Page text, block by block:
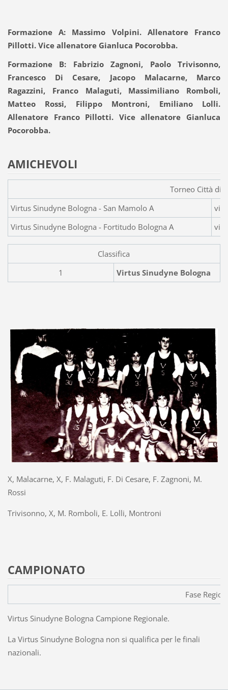
Formazione A: Massimo Volpini. Allenatore Franco
Pillotti. Vice allenatore Gianluca Pocorobba.
Formazione B: Fabrizio Zagnoni, Paolo Trivisonno,
Francesco Di Cesare, Jacopo Malacarne, Marco
Ragazzini, Franco Malaguti, Massimiliano Romboli,
Matteo Rossi, Filippo Montroni, Emiliano Lolli.
Allenatore Franco Pillotti. Vice allenatore Gianluca
Pocorobba.
AMICHEVOLI
Torneo Città di
Virtus Sinudyne
Virtus Sinudyne Bologna - Fortitudo Bologna A
Classifica
1
Virtus Sinudyne Bologna
X, Malacarne, X, F. Malaguti, F. Di Cesare, F. Zagnoni, M.
Rossi
Trivisonno, X, M. Romboli, E. Lolli, Montroni
CAMPIONATO
Fase
Virtus Sinudyne Bologna Campione Regionale.
La Virtus Sinudyne Bologna non si qualifica per le finali
nazionali.